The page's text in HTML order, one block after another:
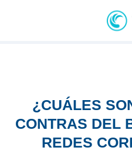
¿CUÁLES
CONTRAS DEL
REDES